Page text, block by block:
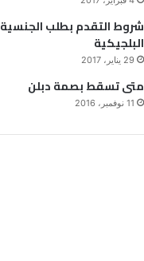
شروط التقدم بطلب الجنسية
البلجيكية
29 يناير، 2017
متى تسقط بصمة دبلن
11 نوفمبر، 2016